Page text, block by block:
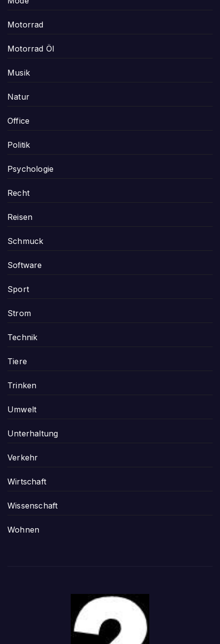
Motorrad
Motorrad Öl
Musik
Natur
Office
Politik
Psychologie
Recht
Reisen
Schmuck
Software
Sport
Strom
Technik
Tiere
Trinken
Umwelt
Unterhaltung
Verkehr
Wirtschaft
Wissenschaft
Wohnen